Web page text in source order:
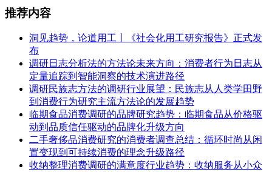
推荐内容
洞见趋势，论道用工丨《社会化用工研究报告》正式发
布
调研日志分析法的方法论未来方向：消费者行为日志从
定量追踪到智能洞察的技术演进路径
调研民族志方法的调研行业展望：民族志从人类学田野
到消费行为研究主流方法论的发展趋势
临期食品消费调研的品牌研究趋势：临期食品从价格驱
动到品质信任驱动的品牌化升级方向
二手奢侈品消费研究的消费者调查总结：循环时尚从闲
置变现到可持续消费的理念升级路径
收纳整理消费调研的满意度行业趋势：收纳服务从小众